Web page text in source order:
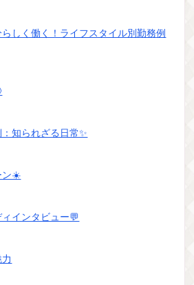
しく働く！ライフスタイル別勤務例
知られざる日常✨
ン☀️
インタビュー💬